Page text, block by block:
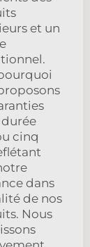
et un
durée
cinq
dans
de nos
Nous